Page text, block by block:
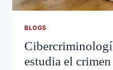
BLOGS
estudia el